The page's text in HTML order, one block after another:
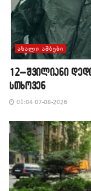
ᲐᲮᲐᲚᲘ ᲐᲛᲑᲔᲑᲘ
12–შვილიანი
სთხოვენ
01:04 07-08-2026